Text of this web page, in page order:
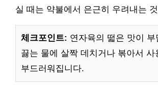
실 때는 약불에서 은근히 우려내는
체크포인트: 연자육의 떫은 맛이 부
끓는 물에 살짝 데치거나 볶아서 사
부드러워집니다.